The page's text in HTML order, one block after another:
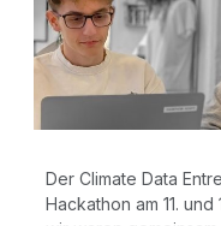
Der Cli­ma­te Data
Hacka­thon am 11.